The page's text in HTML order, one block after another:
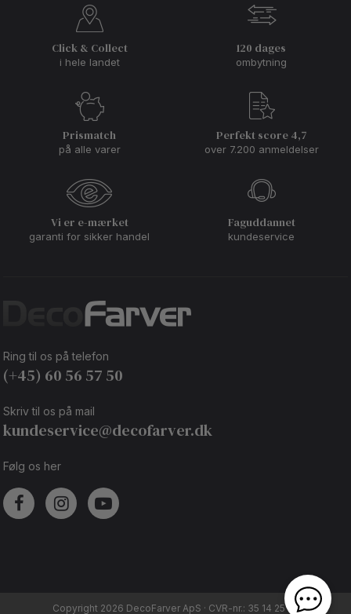
Click & Collect
i hele landet
120 dages
ombytning
Prismatch
på alle varer
Perfekt score 4,7
over 7.200 anmeldelser
Vi er e-mærket
garanti for sikker handel
Faguddannet
kundeservice
Ring til os på telefon
(+45) 60 56 57 50
Skriv til os på mail
kundeservice@decofarver.dk
Følg os her
Copyright 2026 DecoFarver ApS · CVR-nr.: 35 14 25 92